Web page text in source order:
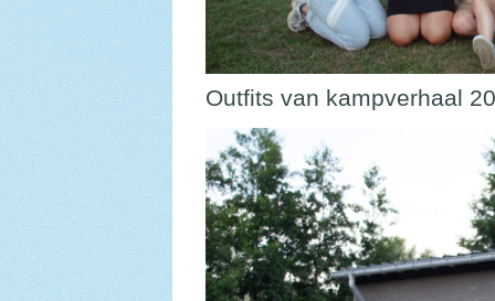
Outfits van kampverhaal